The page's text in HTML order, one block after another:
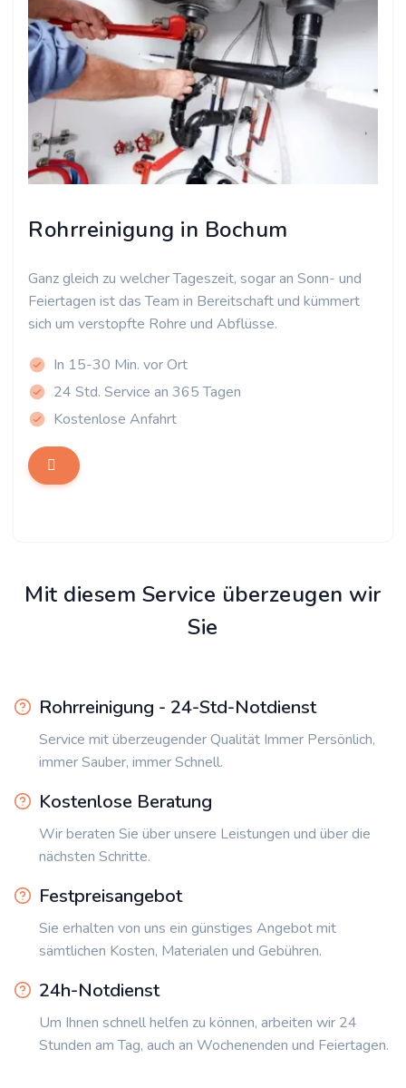
Rohrreinigung in Bochum
Ganz gleich zu welcher Tageszeit, sogar an Sonn- und
Feiertagen ist das Team in Bereitschaft und kümmert
sich um verstopfte Rohre und Abflüsse.
In 15-30 Min. vor Ort
24 Std. Service an 365 Tagen
Kostenlose Anfahrt
Mit diesem Service überzeugen wir
Sie
Rohrreinigung - 24-Std-Notdienst
Service mit überzeugender Qualität Immer Persönlich,
immer Sauber, immer Schnell.
Kostenlose Beratung
Wir beraten Sie über unsere Leistungen und über die
nächsten Schritte.
Festpreisangebot
Sie erhalten von uns ein günstiges Angebot mit
sämtlichen Kosten, Materialen und Gebühren.
24h-Notdienst
Um Ihnen schnell helfen zu können, arbeiten wir 24
Stunden am Tag, auch an Wochenenden und Feiertagen.